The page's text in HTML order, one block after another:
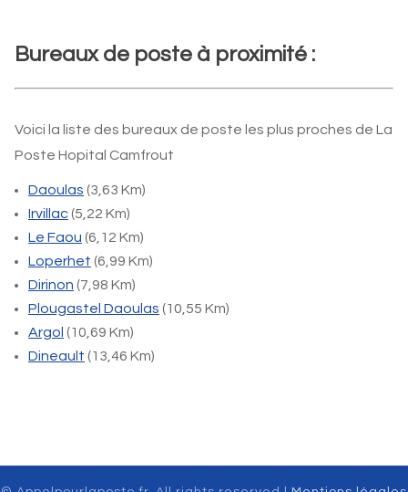
Bureaux de poste à proximité :
Voici la liste des bureaux de poste les plus proches de La
Poste Hopital Camfrout
Daoulas (3,63 Km)
Irvillac(5,22 Km)
Le Faou (6,12 Km)
Loperhet (6,99 Km)
Dirinon (7,98 Km)
Plougastel Daoulas (10,55 Km)
Argol (10,69 Km)
Dineault (13,46 Km)